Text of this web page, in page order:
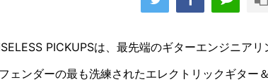
PICKUPSは、 最先端のギターエンジニア
ェンダーの最も洗練されたエレクトリックギター＆